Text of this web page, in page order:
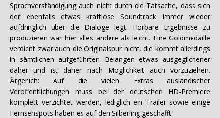
Sprachverständigung auch nicht durch die Tatsache, dass sich
der ebenfalls etwas kraftlose Soundtrack immer wieder
aufdringlich über die Dialoge legt. Hörbare Ergebnisse zu
produzieren war hier alles andere als leicht. Eine Goldmedaille
verdient zwar auch die Originalspur nicht, die kommt allerdings
in sämtlichen aufgeführten Belangen etwas ausgeglichener
daher und ist daher nach Möglichkeit auch vorzuziehen.
Ärgerlich: Auf die vielen Extras ausländischer
Veröffentlichungen muss bei der deutschen HD-Premiere
komplett verzichtet werden, lediglich ein Trailer sowie einige
Fernsehspots haben es auf den Silberling geschafft.